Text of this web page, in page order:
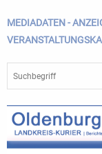
MEDIADATEN -